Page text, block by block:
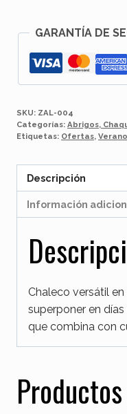
GARANTÍA DE
SKU: ZAL-004
Categorías: Abrigos,
Etiquetas: Ofertas, Verano
Descripción
Información
Chaleco versátil
superponer en
que combina con